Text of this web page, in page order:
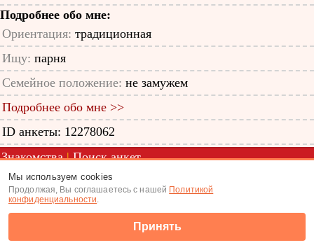
Подробнее обо мне:
Ориентация: традиционная
Ищу: парня
Семейное положение: не замужем
Подробнее обо мне >>
ID анкеты: 12278062
Знакомства|Поиск анкет
(c) Tabor.ru 2026
Мы используем cookies
Продолжая, Вы соглашаетесь с нашей Политикой
конфиденциальности.
Принять